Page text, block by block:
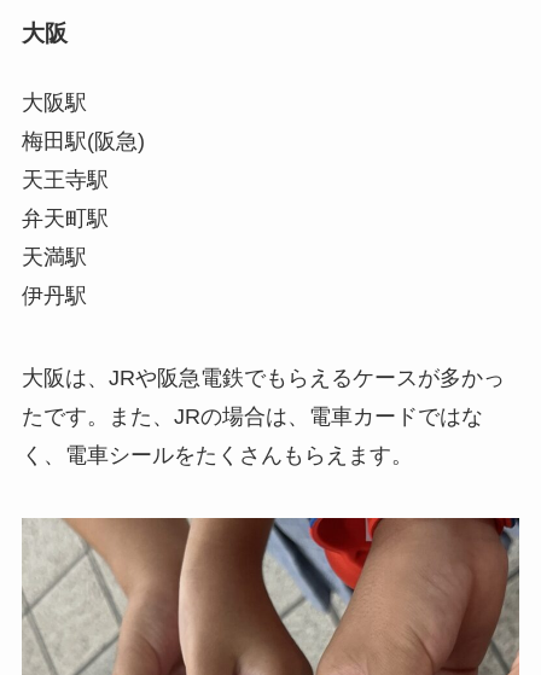
大阪
大阪駅
梅田駅(阪急)
天王寺駅
弁天町駅
天満駅
伊丹駅
大阪は、JRや阪急電鉄でもらえるケースが多かっ
たです。また、JRの場合は、電車カードではな
く、電車シールをたくさんもらえます。